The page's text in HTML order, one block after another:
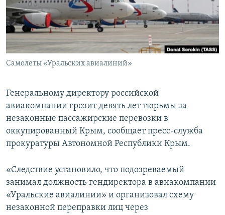
КРЫМ.НЕПОКОРЕННЫЙ
ELIFBE
УКРАИНСКАЯ ПРОБЛЕМА КРЫМА
Все сайты RFE/RL
Самолеты «Уральских авиалиний»
Генеральному директору российской
авиакомпании грозит девять лет тюрьмы за
незаконные пассажирские перевозки в
оккупированный Крым, сообщает пресс-служба
прокуратуры Автономной Республики Крым.
«Следствие установило, что подозреваемый
занимал должность гендиректора в авиакомпании
«Уральские авиалинии» и организовал схему
незаконной переправки лиц через